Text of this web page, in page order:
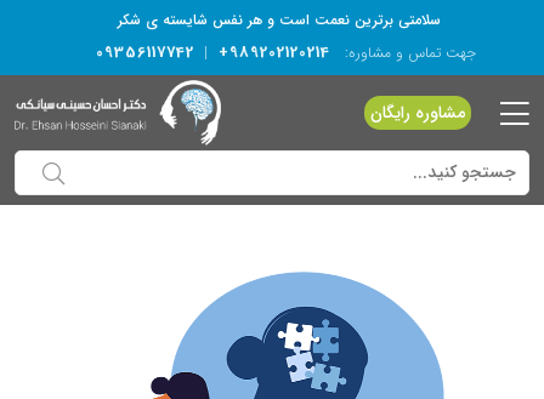
سلامتی برترین نعمت است و هر نفس شایسته­ ی شکر
جهت تماس و مشاوره:
+989202120214
|
09356117742
مشاوره رایگان